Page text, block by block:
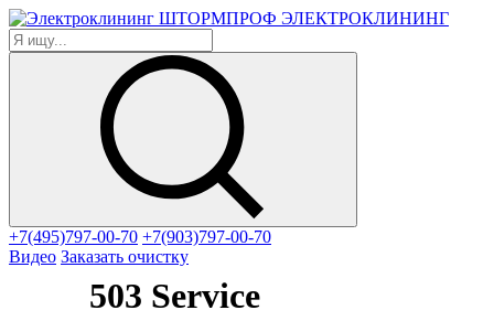
ЭЛЕКТРОКЛИНИНГ
+7(495)797-00-70 +7(903)797-00-70
Видео Заказать очистку